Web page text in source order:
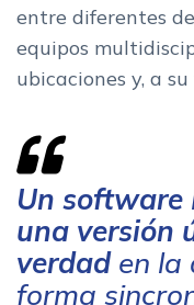
entre diferentes
equipos
ubicaciones y, a
Un software
una versión
verdaden la
forma